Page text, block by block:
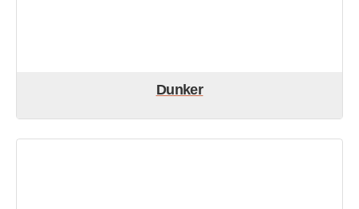
Dunker